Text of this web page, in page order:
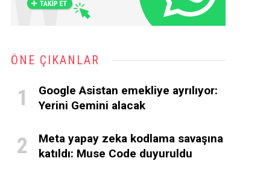
ÖNE ÇIKANLAR
Google Asistan emekliye ayrılıyor:
Yerini Gemini alacak
Meta yapay zeka kodlama savaşına
katıldı: Muse Code duyuruldu